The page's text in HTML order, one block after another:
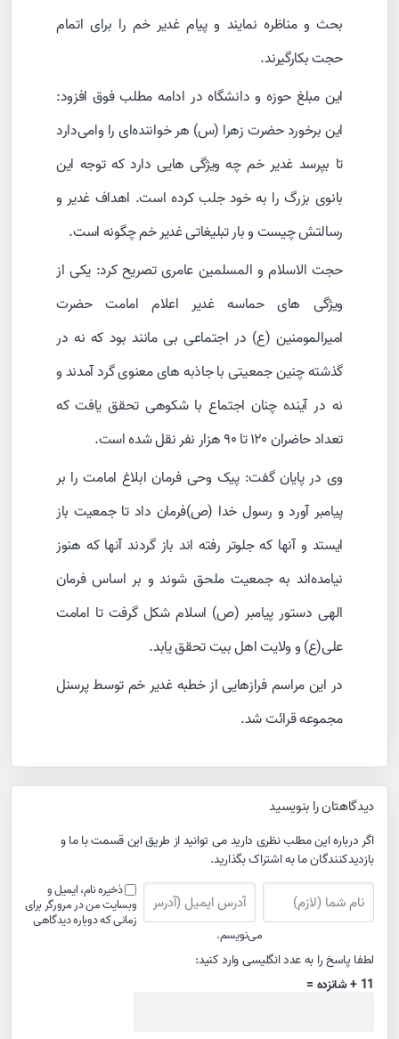
بحث و مناظره نمایند و پیام غدیر خم را برای اتمام
حجت بکارگیرند.
این مبلغ حوزه و دانشگاه در ادامه مطلب فوق افزود:
این برخورد حضرت زهرا (س) هر خواننده‌ای را وا‌می‌دارد
تا بپرسد غدیر خم چه ویژگی هایی دارد که توجه این
بانوی بزرگ را به خود جلب کرده است. اهداف غدیر و
رسالتش چیست و بار تبلیغاتی غدیر خم چگونه است.
حجت الاسلام و المسلمین عامری تصریح کرد: یکی از
ویژگی های حماسه غدیر اعلام امامت حضرت
امیرالمومنین (ع) در اجتماعی بی مانند بود که نه در
گذشته چنین جمعیتی با جاذبه های معنوی گرد آمدند و
نه در آینده چنان اجتماع با شکوهی تحقق یافت که
تعداد حاضران ۱۲۰ تا ۹۰ هزار نفر نقل شده است.
وی در پایان گفت: پیک وحی فرمان ابلاغ امامت را بر
پیامبر آورد و رسول خدا (ص)فرمان داد تا جمعیت باز
ایستد و آنها که جلوتر رفته اند باز گردند آنها که هنوز
نیامده‌اند به جمعیت ملحق شوند و بر اساس فرمان
الهی دستور پیامبر (ص) اسلام شکل گرفت تا امامت
علی(ع) و ولایت اهل بیت تحقق یابد.
در این مراسم فرازهایی از خطبه غدیر خم توسط پرسنل
مجموعه قرائت شد.
دیدگاهتان را بنویسید
اگر درباره این مطلب نظری دارید می توانید از طریق این قسمت با ما و
بازدیدکنندگان ما به اشتراک بگذارید.
ذخیره نام، ایمیل و
وبسایت من در مرورگر برای
زمانی که دوباره دیدگاهی
می‌نویسم.
لطفا پاسخ را به عدد انگلیسی وارد کنید:
11 + شانزده =